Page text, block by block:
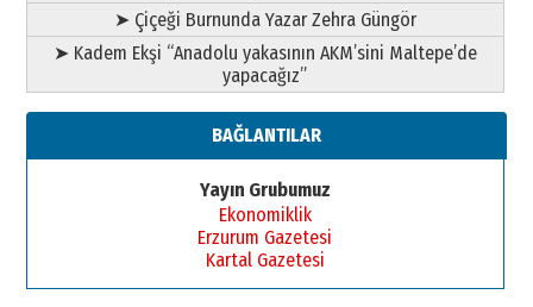
➤ Çiçeği Burnunda Yazar Zehra Güngör
➤ Kadem Ekşi “Anadolu yakasının AKM’sini Maltepe’de
yapacağız”
BAĞLANTILAR
Yayın Grubumuz
Ekonomiklik
Erzurum Gazetesi
Kartal Gazetesi